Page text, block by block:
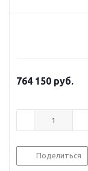
764 150 руб.
Поделиться